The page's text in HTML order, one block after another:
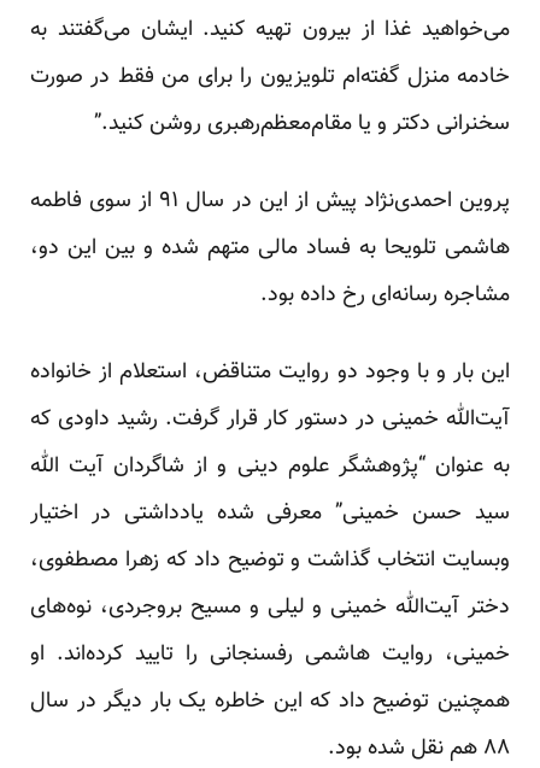
می‌خواهید غذا از بیرون تهیه کنید. ایشان می‌گفتند به
خادمه منزل گفته‌ام تلویزیون را برای من فقط در صورت
سخنرانی دکتر و یا مقام‌معظم‌رهبری روشن کنید.”
پروین احمدی‌نژاد پیش از این در سال ۹۱ از سوی فاطمه
هاشمی تلویحا به فساد مالی متهم شده و بین این دو،
مشاجره رسانه‌ای رخ داده بود.
این بار و با وجود دو روایت متناقض، استعلام از خانواده
آیت‌الله خمینی در دستور کار قرار گرفت. رشید داودی که
به عنوان “پژوهشگر علوم دینی و از شاگردان آیت الله
سید حسن خمینی” معرفی شده یادداشتی در اختیار
وبسایت انتخاب گذاشت و توضیح داد که زهرا مصطفوی،
دختر آیت‌الله خمینی و لیلی و مسیح بروجردی، نوه‌های
خمینی، روایت هاشمی رفسنجانی را تایید کرده‌اند. او
همچنین توضیح داد که این خاطره یک بار دیگر در سال
۸۸ هم نقل شده بود.